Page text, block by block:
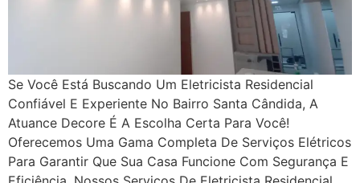
Se Você Está Buscando Um Eletricista Residencial
Confiável E Experiente No Bairro Santa Cândida, A
Atuance Decore É A Escolha Certa Para Você!
Oferecemos Uma Gama Completa De Serviços Elétricos
Para Garantir Que Sua Casa Funcione Com Segurança E